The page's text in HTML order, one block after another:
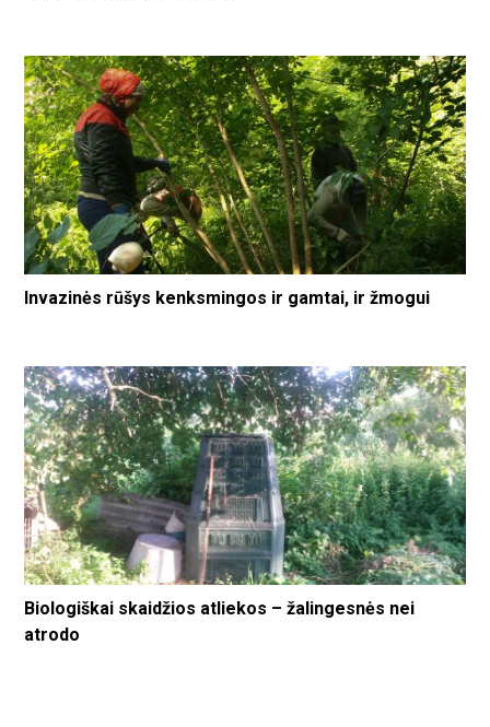
Invazinės rūšys kenksmingos ir gamtai, ir žmogui
Biologiškai skaidžios atliekos – žalingesnės nei
atrodo